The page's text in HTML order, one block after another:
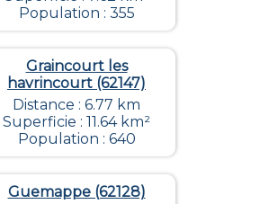
Population : 355
Graincourt les
havrincourt (62147)
Distance : 6.77 km
Superficie : 11.64 km²
Population : 640
Guemappe (62128)